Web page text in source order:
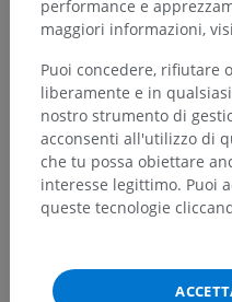
performance e
maggiori informazioni,
Puoi concedere, rifiutare
liberamente e in
nostro strumento di
acconsenti all'utilizzo di
che tu possa obiettare
interesse legittimo. Puoi
queste tecnologie